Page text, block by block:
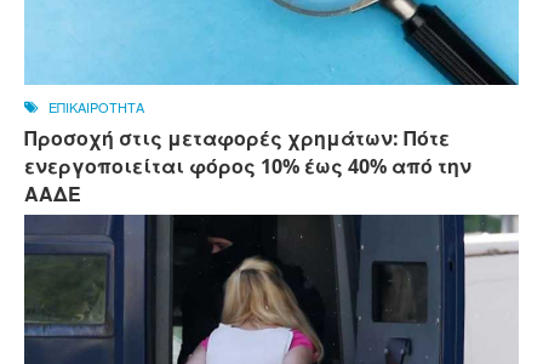
ΕΠΙΚΑΙΡΟΤΗΤΑ
Προσοχή στις μεταφορές χρημάτων: Πότε
ενεργοποιείται φόρος 10% έως 40% από την
ΑΑΔΕ